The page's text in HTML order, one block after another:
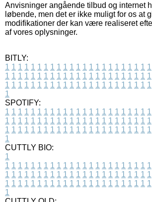
Anvisninger angående tilbud og internet
løbende, men det er ikke muligt for os at
modifikationer der kan være realiseret
af vores oplysninger.
BITLY:
1 1 1 1 1 1 1 1 1 1 1 1 1 1 1 1 1 1 1 1 1 1 1
1 1 1 1 1 1 1 1 1 1 1 1 1 1 1 1 1 1 1 1 1 1 1
1 1 1 1 1 1 1 1 1 1 1 1 1 1 1 1 1 1 1 1 1 1 1
1
SPOTIFY:
1 1 1 1 1 1 1 1 1 1 1 1 1 1 1 1 1 1 1 1 1 1 1
1 1 1 1 1 1 1 1 1 1 1 1 1 1 1 1 1 1 1 1 1 1 1
1 1 1 1 1 1 1 1 1 1 1 1 1 1 1 1 1 1 1 1 1 1 1
1
CUTTLY BIO:
1
1 1 1 1 1 1 1 1 1 1 1 1 1 1 1 1 1 1 1 1 1 1 1
1 1 1 1 1 1 1 1 1 1 1 1 1 1 1 1 1 1 1 1 1 1 1
1 1 1 1 1 1 1 1 1 1 1 1 1 1 1 1 1 1 1 1 1 1 1
1